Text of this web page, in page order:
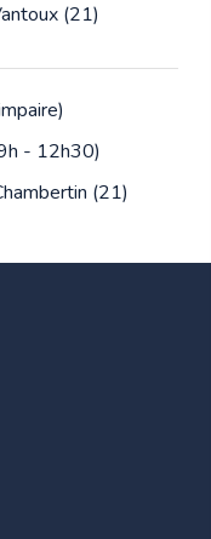
(21)
- 12h30)
(21)